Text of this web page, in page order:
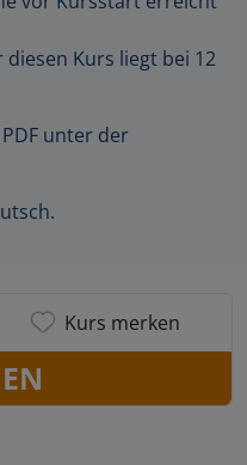
Kurs liegt bei 12
unter der
Kurs merken